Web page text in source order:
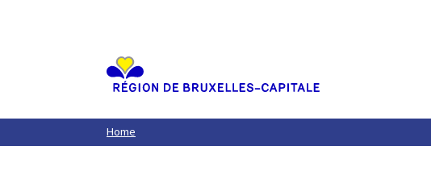
Home